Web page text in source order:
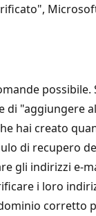
di "aggiungere
hai creato
di recupero
gli indirizzi e-
i loro
corretto